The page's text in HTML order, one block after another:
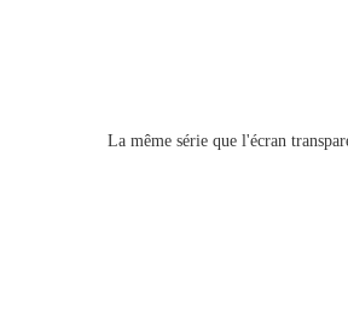
La même série que l'écran